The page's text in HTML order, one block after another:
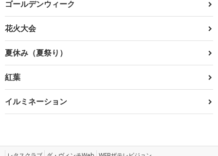
ゴールデンウィーク
花火大会
夏休み（夏祭り）
紅葉
イルミネーション